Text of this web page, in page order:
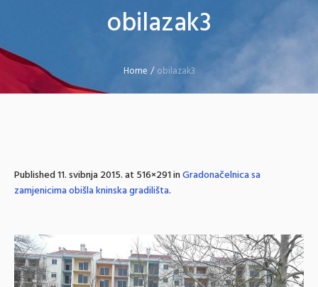
obilazak3
Home /obilazak3
Published11. svibnja 2015.at 516×291 inGradonačelnica sa
zamjenicima obišla kninska gradilišta.